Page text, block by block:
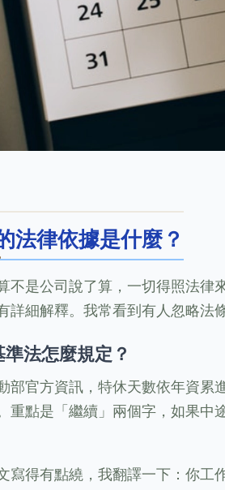
法律依據是什麼？
不是公司說了算，一切得照法律
詳細解釋。我常看到有人忽略法
法怎麼規定？
部官方資訊，特休天數依年資累
重點是「繼續」兩個字，如果中
寫得有點繞，我翻譯一下：你工